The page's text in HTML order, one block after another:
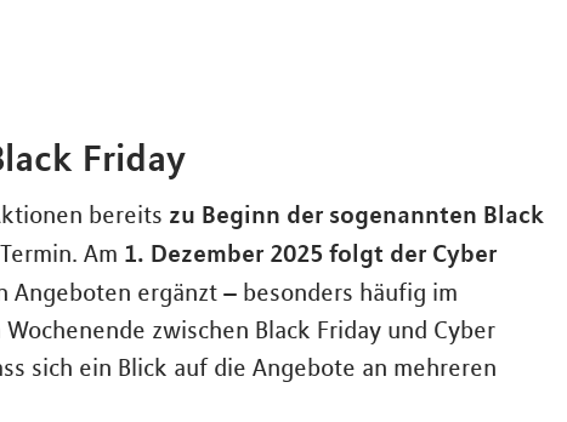
Friday
bereits zu Beginn der sogenannten Black
Am 1. Dezember 2025 folgt der Cyber
Angeboten ergänzt – besonders häufig im
zwischen Black Friday und Cyber
sich ein Blick auf die Angebote an mehreren